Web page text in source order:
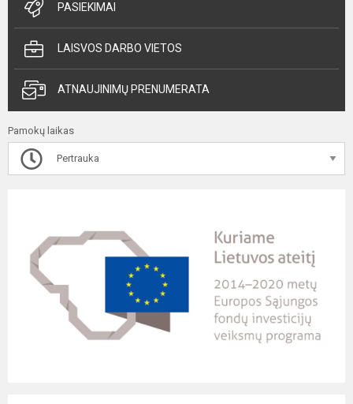
PASIEKIMAI
LAISVOS DARBO VIETOS
ATNAUJINIMŲ PRENUMERATA
Pamokų laikas
Pertrauka